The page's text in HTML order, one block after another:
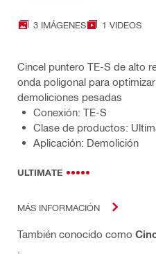
3 IMÁGENES 1 VIDEOS
Cincel puntero TE-S de alto
onda poligonal para
demoliciones pesadas
Conexión: TE-S
Clase de productos:
Aplicación: Demolición
ULTIMATE
MÁS INFORMACIÓN
También conocido como